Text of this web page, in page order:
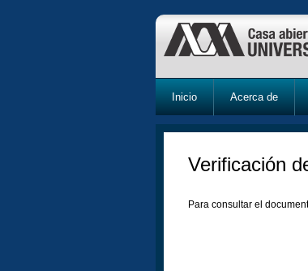
Inicio Acerca de
Verificación
Para consultar el